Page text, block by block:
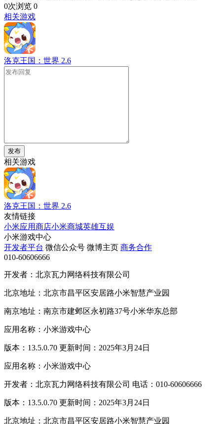
0次浏览 0
相关游戏
洛克王国：世界 2.6
发布
相关游戏
洛克王国：世界 2.6
友情链接
小米应用商店小米商城英雄互娱
小米游戏中心
开发者平台 微信公众号 微博主页 商务合作
010-60606666
开发者：北京瓦力网络科技有限公司
北京地址：北京市昌平区安居路小米智慧产业园
南京地址：南京市建邺区永初路37号小米华东总部
应用名称：小米游戏中心
版本：13.5.0.70 更新时间：2025年3月24日
应用名称：小米游戏中心
开发者：北京瓦力网络科技有限公司 电话：010-60606666
版本：13.5.0.70 更新时间：2025年3月24日
北京地址：北京市昌平区安居路小米智慧产业园